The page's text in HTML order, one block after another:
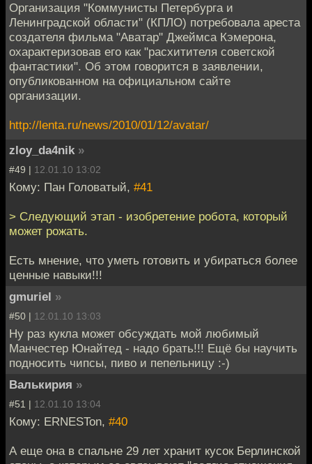
Организация "Коммунисты Петербурга и
Ленинградской области" (КПЛО) потребовала ареста
создателя фильма "Аватар" Джеймса Кэмерона,
охарактеризовав его как "расхитителя советской
фантастики". Об этом говорится в заявлении,
опубликованном на официальном сайте
организации.
http://lenta.ru/news/2010/01/12/avatar/
zloy_da4nik »
#49 | 12.01.10 13:02
Кому: Пан Головатый, #41
> Следующий этап - изобретение робота, который
может рожать.
Есть мнение, что уметь готовить и убираться более
ценные навыки!!!
gmuriel »
#50 | 12.01.10 13:03
Ну раз кукла может обсуждать мой любимый
Манчестер Юнайтед - надо брать!!! Ещё бы научить
подносить чипсы, пиво и пепельницу :-)
Валькирия »
#51 | 12.01.10 13:04
Кому: ERNESTon, #40
А еще она в спальне 29 лет хранит кусок Берлинской